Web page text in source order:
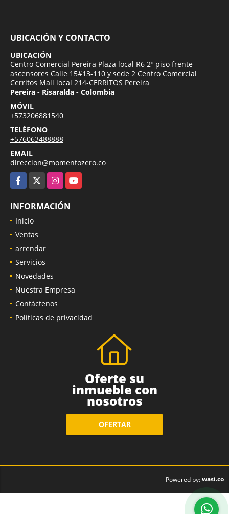
UBICACIÓN Y CONTACTO
UBICACIÓN
Centro Comercial Pereira Plaza local R6 2º piso frente
ascensores Calle 15#13-110 y sede 2 Centro Comercial
Cerritos Mall local 214-CERRITOS Pereira
Pereira - Risaralda - Colombia
MÓVIL
+573206881540
TELÉFONO
+576063488888
EMAIL
direccion@momentozero.co
Facebook
InstagramYouTube
INFORMACIÓN
Inicio
Ventas
arrendar
Servicios
Novedades
Nuestra Empresa
Contáctenos
Políticas de privacidad
Oferte su
inmueble con
nosotros
OFERTAR
Powered by:wasi.co